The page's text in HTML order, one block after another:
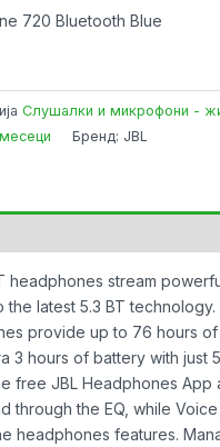
720 Bluetooth Blue
Слушалки и микрофони -
месеци Бренд: JBL
headphones stream
the latest 5.3 BT technology.
provide up to 76 hours
3 hours of battery with just
free JBL Headphones App
through the EQ, while Voice
headphones features.